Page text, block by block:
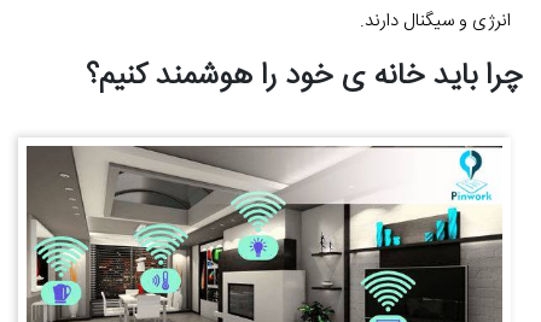
انرژی و سیگنال دارند.
چرا باید خانه ی خود را هوشمند کنیم؟